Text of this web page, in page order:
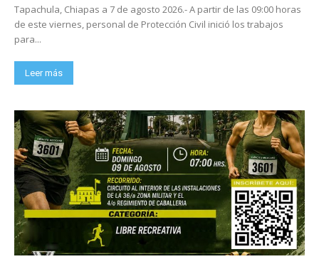
Tapachula, Chiapas a 7 de agosto 2026.- A partir de las 09:00 horas
de este viernes, personal de Protección Civil inició los trabajos
para...
Leer más